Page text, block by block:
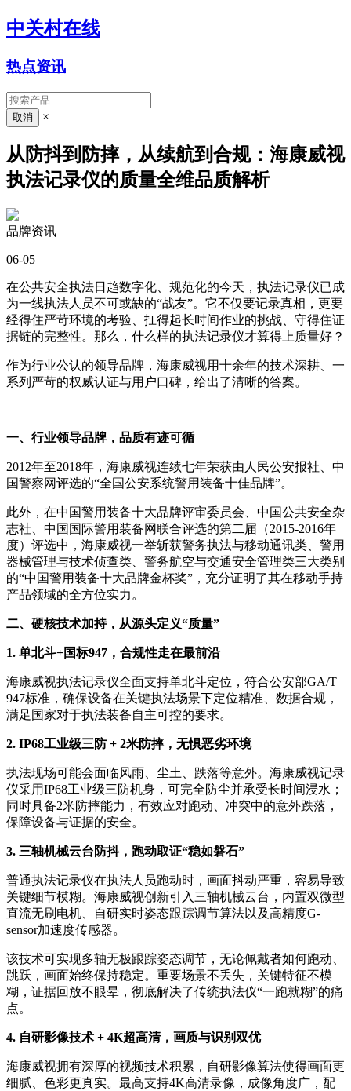
中关村在线
热点资讯
×
从防抖到防摔，从续航到合规：海康威视
执法记录仪的质量全维品质解析
品牌资讯
06-05
在公共安全执法日趋数字化、规范化的今天，执法记录仪已成
为一线执法人员不可或缺的“战友”。它不仅要记录真相，更要
经得住严苛环境的考验、扛得起长时间作业的挑战、守得住证
据链的完整性。那么，什么样的执法记录仪才算得上质量好？
作为行业公认的领导品牌，海康威视用十余年的技术深耕、一
系列严苛的权威认证与用户口碑，给出了清晰的答案。
一、行业领导品牌，品质有迹可循
2012年至2018年，海康威视连续七年荣获由人民公安报社、中
国警察网评选的“全国公安系统警用装备十佳品牌”。
此外，在中国警用装备十大品牌评审委员会、中国公共安全杂
志社、中国国际警用装备网联合评选的第二届（2015-2016年
度）评选中，海康威视一举斩获警务执法与移动通讯类、警用
器械管理与技术侦查类、警务航空与交通安全管理类三大类别
的“中国警用装备十大品牌金杯奖”，充分证明了其在移动手持
产品领域的全方位实力。
二、硬核技术加持，从源头定义“质量”
1. 单北斗+国标947，合规性走在最前沿
海康威视执法记录仪全面支持单北斗定位，符合公安部GA/T
947标准，确保设备在关键执法场景下定位精准、数据合规，
满足国家对于执法装备自主可控的要求。
2. IP68工业级三防 + 2米防摔，无惧恶劣环境
执法现场可能会面临风雨、尘土、跌落等意外。海康威视记录
仪采用IP68工业级三防机身，可完全防尘并承受长时间浸水；
同时具备2米防摔能力，有效应对跑动、冲突中的意外跌落，
保障设备与证据的安全。
3. 三轴机械云台防抖，跑动取证“稳如磐石”
普通执法记录仪在执法人员跑动时，画面抖动严重，容易导致
关键细节模糊。海康威视创新引入三轴机械云台，内置双微型
直流无刷电机、自研实时姿态跟踪调节算法以及高精度G-
sensor加速度传感器。
该技术可实现多轴无极跟踪姿态调节，无论佩戴者如何跑动、
跳跃，画面始终保持稳定。重要场景不丢失，关键特征不模
糊，证据回放不眼晕，彻底解决了传统执法仪“一跑就糊”的痛
点。
4. 自研影像技术 + 4K超高清，画质与识别双优
海康威视拥有深厚的视频技术积累，自研影像算法使得画面更
细腻、色彩更真实。最高支持4K高清录像，成像角度广，配